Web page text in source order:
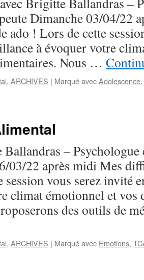
Dimanche 03/04/22
ado ! Lors de cette
à évoquer votre
Nous …
, ARCHIVES | Marqué avecAdolescence,
– Psychologue
03/22 après midi Mes
session vous serez invité
climat émotionnel et
des outils de
, ARCHIVES | Marqué avec Emotions,